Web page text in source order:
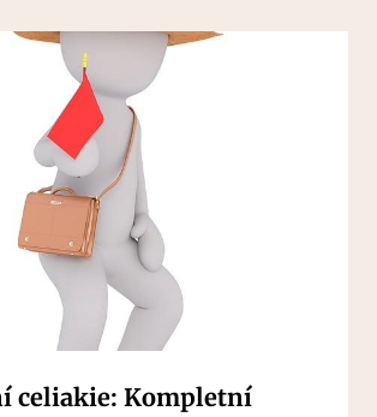
celiakie: Kompletní